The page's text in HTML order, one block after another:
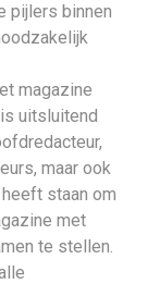
pijlers binnen
magazine
uitsluitend
maar ook
staan om
met
te stellen.